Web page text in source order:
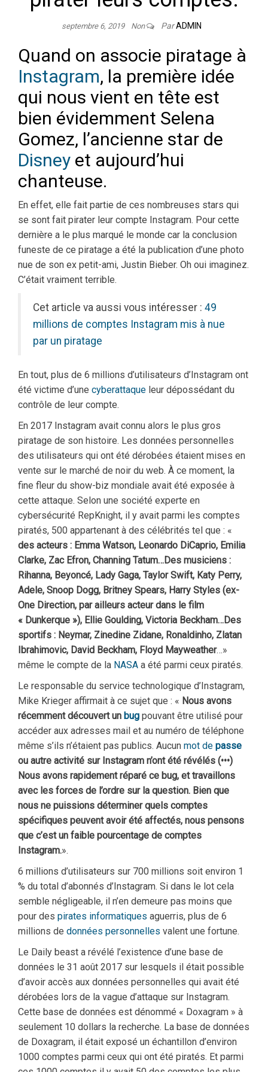
septembre 6, 2019 Non ParADMIN
Quand on associe piratage à
Instagram, la première idée
qui nous vient en tête est
bien évidemment Selena
Gomez, l’ancienne star de
Disney et aujourd’hui
chanteuse.
En effet, elle fait partie de ces nombreuses stars qui
se sont fait pirater leur compte Instagram. Pour cette
dernière a le plus marqué le monde car la conclusion
funeste de ce piratage a été la publication d’une photo
nue de son ex petit-ami, Justin Bieber. Oh oui imaginez.
C’était vraiment terrible.
Cet article va aussi vous intéresser : 49
millions de comptes Instagram mis à nue
par un piratage
En tout, plus de 6 millions d’utilisateurs d’Instagram ont
été victime d’une cyberattaque leur dépossédant du
contrôle de leur compte.
En 2017 Instagram avait connu alors le plus gros
piratage de son histoire. Les données personnelles
des utilisateurs qui ont été dérobées étaient mises en
vente sur le marché de noir du web. À ce moment, la
fine fleur du show-biz mondiale avait été exposée à
cette attaque. Selon une société experte en
cybersécurité RepKnight, il y avait parmi les comptes
piratés, 500 appartenant à des célébrités tel que : «
des acteurs : Emma Watson, Leonardo DiCaprio, Emilia
Clarke, Zac Efron, Channing Tatum…Des musiciens :
Rihanna, Beyoncé, Lady Gaga, Taylor Swift, Katy Perry,
Adele, Snoop Dogg, Britney Spears, Harry Styles (ex-
One Direction, par ailleurs acteur dans le film
« Dunkerque »), Ellie Goulding, Victoria Beckham…Des
sportifs : Neymar, Zinedine Zidane, Ronaldinho, Zlatan
Ibrahimovic, David Beckham, Floyd Mayweather…»
même le compte de la NASA a été parmi ceux piratés.
Le responsable du service technologique d’Instagram,
Mike Krieger affirmait à ce sujet que : « Nous avons
récemment découvert un bug pouvant être utilisé pour
accéder aux adresses mail et au numéro de téléphone
même s’ils n’étaient pas publics. Aucun mot de passe
ou autre activité sur Instagram n’ont été révélés (•••)
Nous avons rapidement réparé ce bug, et travaillons
avec les forces de l’ordre sur la question. Bien que
nous ne puissions déterminer quels comptes
spécifiques peuvent avoir été affectés, nous pensons
que c’est un faible pourcentage de comptes
Instagram.».
6 millions d’utilisateurs sur 700 millions soit environ 1
% du total d’abonnés d’Instagram. Si dans le lot cela
semble négligeable, il n’en demeure pas moins que
pour des pirates informatiques aguerris, plus de 6
millions de données personnelles valent une fortune.
Le Daily beast a révélé l’existence d’une base de
données le 31 août 2017 sur lesquels il était possible
d’avoir accès aux données personnelles qui avait été
dérobées lors de la vague d’attaque sur Instagram.
Cette base de données est dénommé « Doxagram » à
seulement 10 dollars la recherche. La base de données
de Doxagram, il était exposé un échantillon d’environ
1000 comptes parmi ceux qui ont été piratés. Et parmi